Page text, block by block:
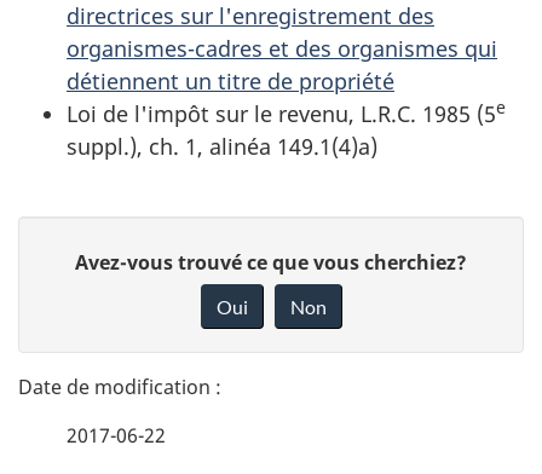
directrices sur l'enregistrement des
organismes-cadres et des organismes qui
détiennent un titre de propriété
Loi de l'impôt sur le revenu, L.R.C. 1985 (5e
suppl.), ch. 1, alinéa 149.1(4)a)
t
a
n
Avez-vous trouvé ce que vous cherchiez?
Oui Non
2017-06-22